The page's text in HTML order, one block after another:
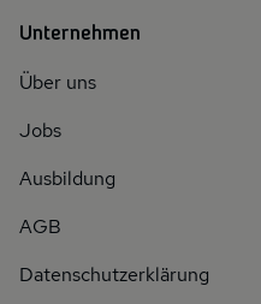
Unternehmen
Über uns
Jobs
Ausbildung
AGB
Datenschutzerklärung